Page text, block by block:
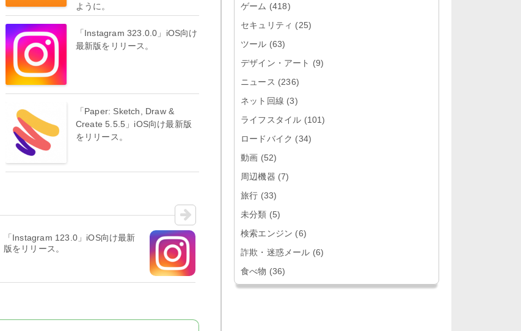
ように。
「Instagram 323.0.0」iOS向け
最新版をリリース。
「Paper: Sketch, Draw &
Create 5.5.5」iOS向け最新版
をリリース。
「Instagram 123.0」iOS向け最新
版をリリース。
ゲーム (418)
セキュリティ (25)
ツール (63)
デザイン・アート (9)
ニュース (236)
ネット回線 (3)
ライフスタイル (101)
ロードバイク (34)
動画 (52)
周辺機器 (7)
旅行 (33)
未分類 (5)
検索エンジン (6)
詐欺・迷惑メール (6)
食べ物 (36)